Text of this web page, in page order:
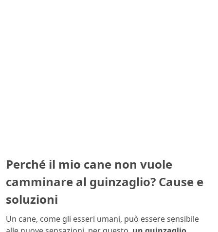
Perché il mio cane non vuole
camminare al guinzaglio? Cause e
soluzioni
Un cane, come gli esseri umani, può essere sensibile